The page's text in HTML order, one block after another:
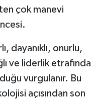
çok manevi
dayanıklı, onurlu,
ve liderlik etrafında
vurgulanır. Bu
açısından son